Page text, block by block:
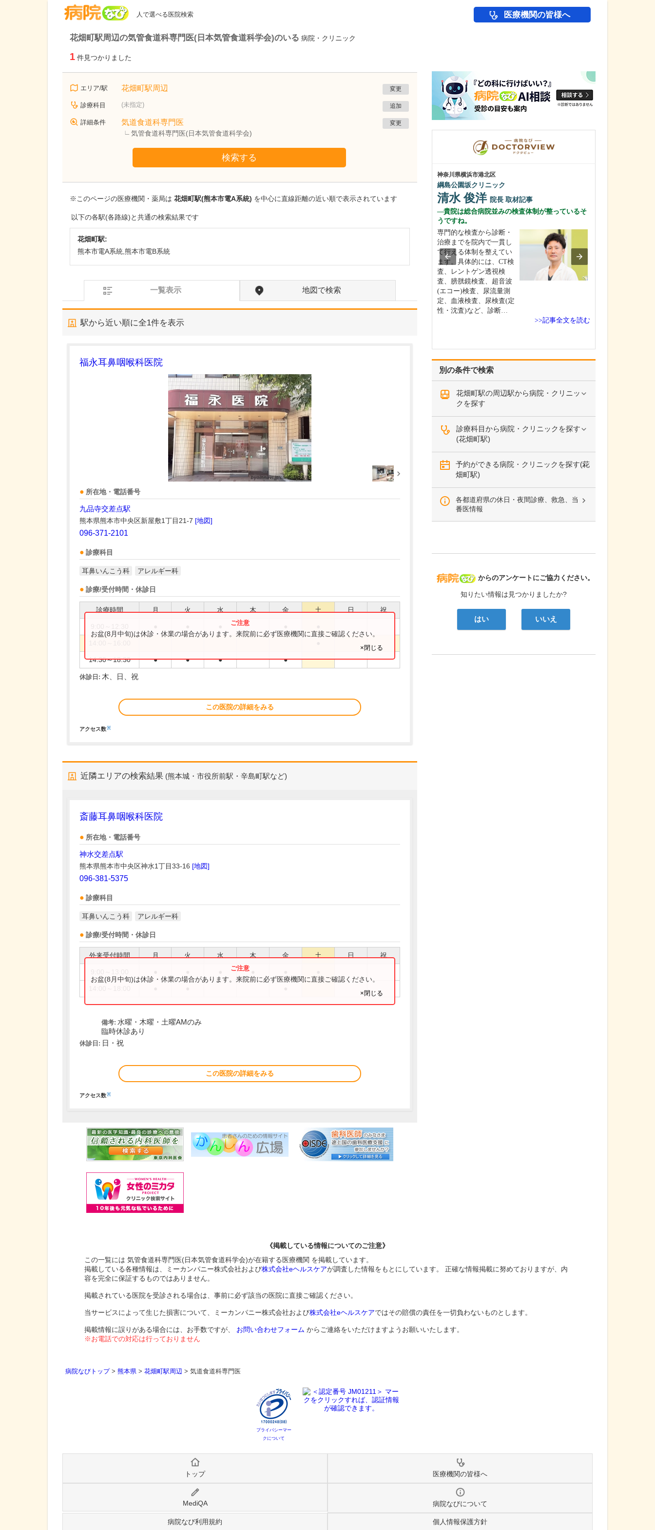
人で選べる医院検索 医療機関の皆様へ
花畑町駅周辺の気管食道科専門医(日本気管食道科学会)のいる 病院・クリニック
1 件見つかりました
エリア/駅 花畑町駅周辺 変更
診療科目 (未指定) 追加
詳細条件 気道食道科専門医
気管食道科専門医(日本気管食道科学会)
変更
検索する
※このページの医療機関・薬局は 花畑町駅(熊本市電A系統) を中心に直線距離の近い順で表示されています
以下の各駅(各路線)と共通の検索結果です
花畑町駅:
熊本市電A系統,熊本市電B系統
一覧表示 地図で検索
駅から近い順に全1件を表示
福永耳鼻咽喉科医院
所在地・電話番号
九品寺交差点駅
熊本県熊本市中央区新屋敷1丁目21-7 [地図]
096-371-2101
診療科目
耳鼻いんこう科 アレルギー科
診療/受付時間・休診日
診療時間 月 火 水 木 金 土 日 祝
14:30～18:30 ● ● ● ●
お盆(8月中旬)は休診・休業の場合があります。来院前に必ず医療機関に直接ご確認ください。
×閉じる
休診日: 木、日、祝
この医院の詳細をみる
アクセス数※
近隣エリアの検索結果 (熊本城・市役所前駅・辛島町駅など)
斎藤耳鼻咽喉科医院
所在地・電話番号
神水交差点駅
熊本県熊本市中央区神水1丁目33-16 [地図]
096-381-5375
診療科目
耳鼻いんこう科 アレルギー科
診療/受付時間・休診日
外来受付時間 月 火 水 木 金 土 日 祝
お盆(8月中旬)は休診・休業の場合があります。来院前に必ず医療機関に直接ご確認ください。
×閉じる
備考: 水曜・木曜・土曜AMのみ
臨時休診あり
休診日: 日・祝
この医院の詳細をみる
アクセス数※
別の条件で検索
花畑町駅の周辺駅から病院・クリニッ
クを探す
診療科目から病院・クリニックを探す
(花畑町駅)
予約ができる病院・クリニックを探す(花
畑町駅)
各都道府県の休日・夜間診療、救急、当
番医情報
病院なび
からのアンケートにご協力ください。
知りたい情報は見つかりましたか?
はい いいえ
たかしお内科ハートクリニック
高潮 征爾院長取材記事
を繰り返しながら病状は
だんだん悪くなっていき
ます。大学病院で後進の
育成に取り組みつつ、高
神奈川県横浜市港北区
綱島公園坂クリニック
清水 俊洋 院長 取材記事
貴院は総合病院並みの検査体制が整っているそ
うですね。
専門的な検査から診断・
治療までを院内で一貫し
て行える体制を整えてい
ます。具体的には、CT検
査、レントゲン透視検
査、膀胱鏡検査、超音波
(エコー)検査、尿流量測
定、血液検査、尿検査(定
性・沈査)など、診断…
>>記事全文を読む
《掲載している情報についてのご注意》
この一覧には 気管食道科専門医(日本気管食道科学会)が在籍する医療機関 を掲載しています。
掲載している各種情報は、ミーカンパニー株式会社および株式会社eヘルスケアが調査した情報をもとにしています。 正確な情報掲載に努めておりますが、内
容を完全に保証するものではありません。
掲載されている医院を受診される場合は、事前に必ず該当の医院に直接ご確認ください。
当サービスによって生じた損害について、ミーカンパニー株式会社および株式会社eヘルスケアではその賠償の責任を一切負わないものとします。
掲載情報に誤りがある場合には、お手数ですが、 お問い合わせフォーム からご連絡をいただけますようお願いいたします。
※お電話での対応は行っておりません
病院なびトップ> 熊本県 > 花畑町駅周辺 > 気道食道科専門医
プライバシーマー
クについて
トップ 医療機関の皆様へ
MediQA 病院なびについて
病院なび利用規約 個人情報保護方針